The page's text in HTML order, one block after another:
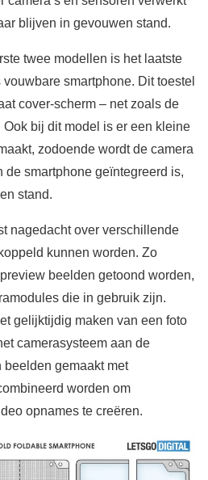
blijven in gevouwen stand.
twee modellen is het laatste
smartphone. Dit toestel
cover-scherm – net zoals de
bij dit model is er een kleine
zodoende wordt de camera
smartphone geïntegreerd is,
stand.
nagedacht over verschillende
kunnen worden. Zo
beelden getoond worden,
die in gebruik zijn.
gelijktijdig maken van een foto
camerasysteem aan de
gemaakt met
worden om
opnames te creëren.